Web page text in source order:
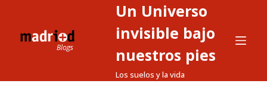
Un Universo
invisible bajo
nuestros pies
Los suelos y la vida